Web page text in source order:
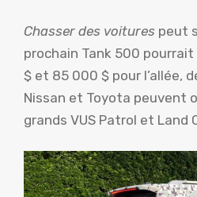
Chasser des voitures peut
prochain Tank 500
$ et 85 000 $ pour l’allée,
Nissan et Toyota peuvent
grands VUS Patrol et Land